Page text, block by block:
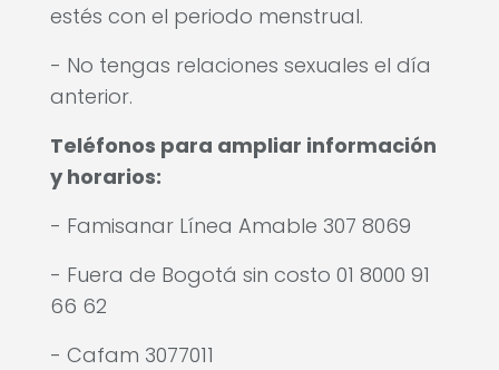
estés con el periodo menstrual.
- No tengas relaciones sexuales el día
anterior.
Teléfonos para ampliar información
y horarios:
- Famisanar Línea Amable 307 8069
- Fuera de Bogotá sin costo 01 8000 91
66 62
- Cafam 3077011